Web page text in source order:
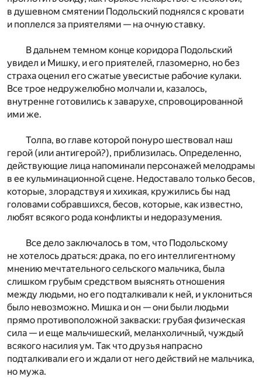
в душевном смятении Подольский поднялся с кровати
и поплелся за приятелями — на очную ставку.
В дальнем темном конце коридора Подольский
увидел и Мишку, и его приятелей, глазомерно, но без
страха оценил его сжатые увесистые рабочие кулаки.
Все трое недружелюбно молчали и, казалось,
внутренне готовились к заварухе, спровоцированной
ими же.
Толпа, во главе которой понуро шествовал наш
герой (или антигерой?), приблизилась. Определенно,
действующие лица напоминали персонажей мелодрамы
в ее кульминационной сцене. Недоставало только бесов,
которые, злорадствуя и хихикая, кружились бы над
головами собравшихся, бесов, которые, как известно,
любят всякого рода конфликты и недоразумения.
Все дело заключалось в том, что Подольскому
не хотелось драться: драка, по его интеллигентному
мнению мечтательного сельского мальчика, была
слишком грубым средством выяснять отношения
между людьми, но его подталкивали к ней, и уклониться
было невозможно. Мишка и он — они были людьми
прямо противоположной закваски: грубая физическая
сила — и еще мальчишеский, меланхоличный, чуждый
всякого насилия ум. Так что друзья напрасно
подталкивали его и ждали от него действий не мальчика,
но мужа.